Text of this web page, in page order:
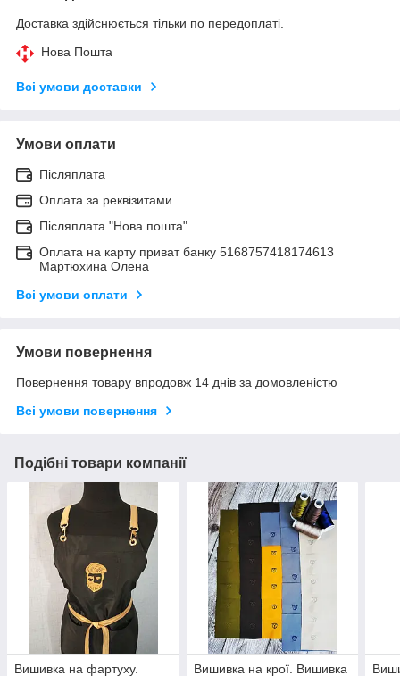
Доставка здійснюється тільки по передоплаті.
Нова Пошта
Всі умови доставки
Умови оплати
Післяплата
Оплата за реквізитами
Післяплата "Нова пошта"
Оплата на карту приват банку 5168757418174613
Мартюхина Олена
Всі умови оплати
Умови повернення
Повернення товару впродовж 14 днів за домовленістю
Всі умови повернення
Подібні товари компанії
Вишивка на фартуху.
Вишивка на крої. Вишивка